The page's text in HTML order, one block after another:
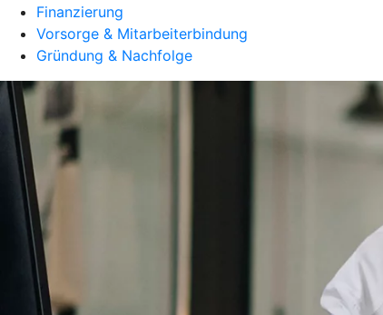
Finanzierung
Vorsorge & Mitarbeiterbindung
Gründung & Nachfolge